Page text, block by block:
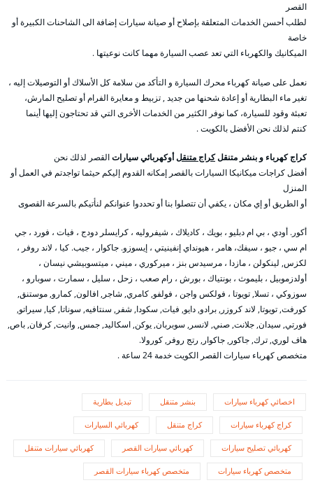
القصر
لطلب أحسن الخدمات المتعلقة بإصلاح أو صيانة سيارات إضافة الى الشاحنات الكبيرة أو
خاصة
الميكانيك والكهرباء التي تعد عصب السيارة مهما كانت نوعيتها .
نعمل على صيانة كهرباء محرك السيارة و التأكد من سلامة كل الأسلاك أو التوصيلات إليه ،
تغير ماء البطارية أو إعادة شحنها من جديد , تزبيط و معايرة الفرام أو تصليح المارش،
تعبئة وقود للسيارة، كما نوفر الكثير من الخدمات الأخرى التي قد تحتاجون إليها أينما
كنتم لذلك نحن الأفضل بالكويت .
كراج كهرباء و بنشر متنقلكراج متنقلأوكهربائي سياراتالقصر لذلك نحن
أفضل كراجات ميكانيكا السيارات بالقصر إمكانه القدوم إليكم حيثما تواجدتم في العمل أو
المنزل
أو الطريق أو إي مكان ، يكفي أن تتصلوا بنا أو تحددوا عنوانكم لنأتيكم بالسرعة القصوى
أكور. أودي ، بي ام دبليو ، بويك ، كاديلاك ، شيفروليه ، كرايسلر دودج ، فيات ، فورد ، جي
ام سي ، جيو ، سيفك، هامر ، هيونداي إنفينيتي ، إيسوزو. جاكوار ، جيب. كيا ، لاند روفر ،
لكزس, لينكولن ، مازدا ، مرسيدس بنز ، ميركوري ، ميني ، ميتسوبيشي نيسان ،
أولدزموبيل ، بليموث ، بونتياك ، بورش ، رام صعب ، زحل ، سليل ، سمارت ، سوبارو ،
سوزوكي ، تسلا, تويوتا ، فولكس واجن ، فولفو, كامري, شاجر, افالون, كمارو, موستنق,
كورفت, تويوتا, لاند كروزر, برادو, دايو, فيات, سكودا, شفر, سنتافيه, سوناتا, كيا, سيراتو,
فورتي, سيدان, جلانت, صني, لانسر, سوبربان, يوكن, اسكاليد, جمس, وانيت, كرفان, باص,
هاف لوري, ترك, جاكور, جاكوار, رتج روفر, كورولا.
متخصص كهرباء سيارات القصر الكويت خدمة 24 ساعة .
اخصائي كهرباء سيارات بنشر متنقل تبديل بطارية
كراج كهرباء سيارات كراج متنقل كهربائي السيارات
كهربائي تصليح سيارات كهربائي سيارات القصر كهربائي سيارات متنقل
متخصص كهرباء سيارات متخصص كهرباء سيارات القصر